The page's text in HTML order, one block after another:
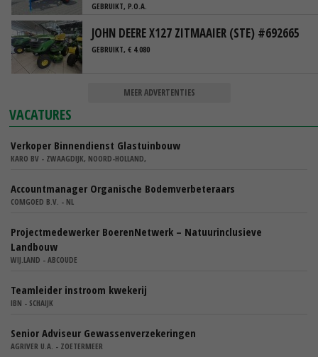
GEBRUIKT, P.O.A.
JOHN DEERE X127 ZITMAAIER (STE) #692665
GEBRUIKT, € 4.080
MEER ADVERTENTIES
VACATURES
Verkoper Binnendienst Glastuinbouw
KARO BV - ZWAAGDIJK, NOORD-HOLLAND,
Accountmanager Organische Bodemverbeteraars
COMGOED B.V. - NL
Projectmedewerker BoerenNetwerk – Natuurinclusieve
Landbouw
WIJ.LAND - ABCOUDE
Teamleider instroom kwekerij
IBN - SCHAIJK
Senior Adviseur Gewassenverzekeringen
AGRIVER U.A. - ZOETERMEER